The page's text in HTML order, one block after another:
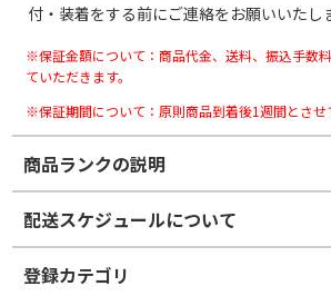
付・装着をする前にご連絡をお願いいたし
※保証金額について：商品代金、送料、振込手数
ていただきます。
※保証期間について：原則商品到着後1週間とさせ
商品ランクの説明
※商品ランクは出品者の主観により判断し
かじめご了承ください。
ホイールランク
配送スケジュールについて
登録カテゴリ